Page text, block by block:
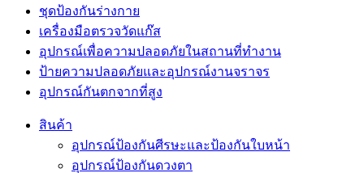
ชุดป้องกันร่างกาย
เครื่องมือตรวจวัดแก๊ส
อุปกรณ์เพื่อความปลอดภัยในสถานที่ทำงาน
ป้ายความปลอดภัยและอุปกรณ์งานจราจร
อุปกรณ์กันตกจากที่สูง
สินค้า
อุปกรณ์ป้องกันศีรษะและป้องกันใบหน้า
อุปกรณ์ป้องกันดวงตา